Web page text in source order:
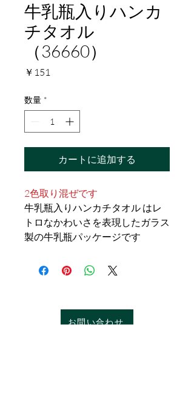
牛乳瓶入りハンカ
チタオル
（36660）
￥151
数量 *
カートに追加する
2色取り混ぜです
牛乳瓶入りハンカチタオル はレ
トロなかわいさを表現したガラス
製の牛乳瓶パッケージです
お問い合わせ